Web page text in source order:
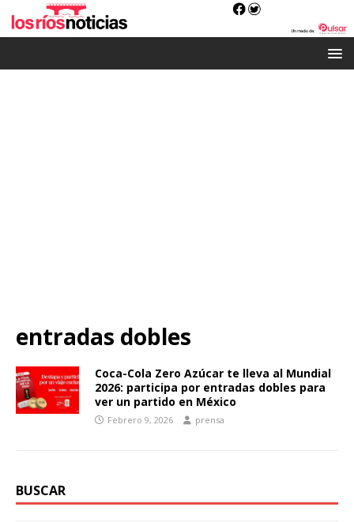
entradas dobles
Coca-Cola Zero Azúcar te lleva al Mundial
2026: participa por entradas dobles para
ver un partido en México
Febrero 9, 2026 prensa
BUSCAR